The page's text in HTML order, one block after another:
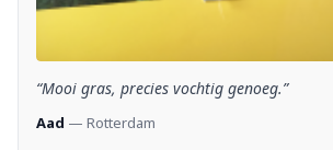
“Mooi gras, precies vochtig genoeg.”
Aad — Rotterdam